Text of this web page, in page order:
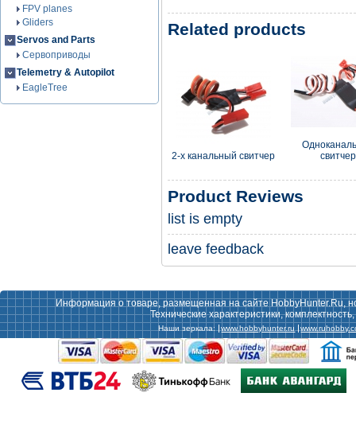
FPV planes
Gliders
Servos and Parts
Сервоприводы
Telemetry & Autopilot
EagleTree
Related products
2-х канальный свитчер
свитчер
Product Reviews
list is empty
leave feedback
Информация о товаре, размещенная на сайте HobbyHunter.Ru,
Технические характеристики,
Наши зеркала: www.hobbyhunter.ru